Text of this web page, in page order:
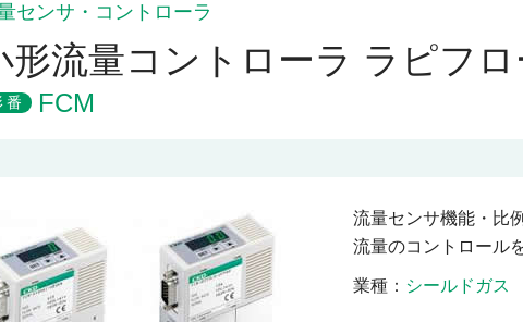
センサ・コントローラ
形流量コントローラ ラピフ
番 FCM
流量センサ機能・比
流量のコントロール
業種 シールドガス